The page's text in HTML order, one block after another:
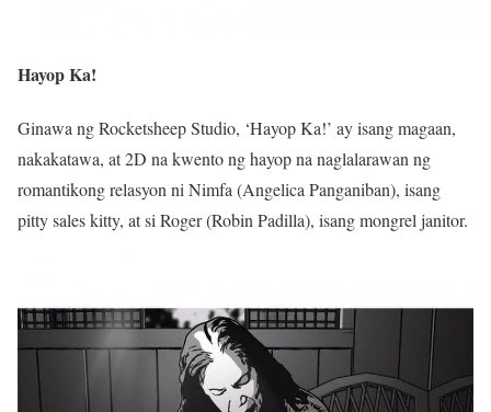
Hayop Ka!
Ginawa ng Rocketsheep Studio, ‘Hayop Ka!’ ay isang magaan,
nakakatawa, at 2D na kwento ng hayop na naglalarawan ng
romantikong relasyon ni Nimfa (Angelica Panganiban), isang
pitty sales kitty, at si Roger (Robin Padilla), isang mongrel janitor.